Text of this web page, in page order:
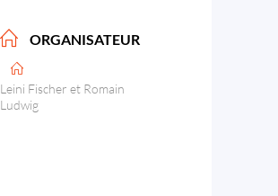
ORGANISATEUR
Leini Fischer et Romain
Ludwig